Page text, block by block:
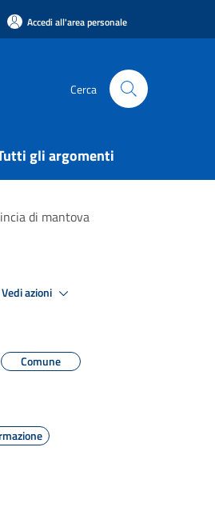
Accedi all'area personale
Cerca
gli argomenti
di mantova
Vedi azioni
Comune